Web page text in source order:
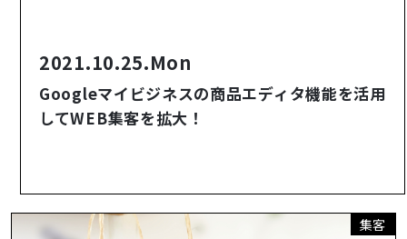
2021.10.25.Mon
Googleマイビジネスの商品エディタ機能を活用
してWEB集客を拡大！
集客